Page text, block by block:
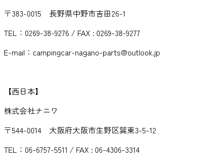
〒383-0015 長野県中野市吉田26-1
TEL：0269-38-9276 / FAX : 0269-38-9277
E-mail：campingcar-nagano-parts@outlook.jp
【西日本】
株式会社ナニワ
〒544-0014 大阪府大阪市生野区巽東3-5-12
TEL：06-6757-5511 / FAX : 06-4306-3314